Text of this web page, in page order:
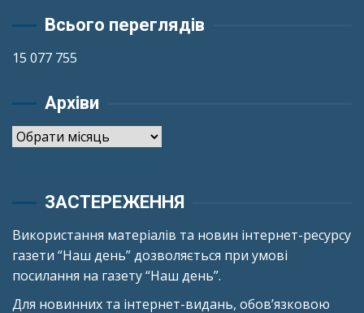
Всього переглядів
15 077 755
Архіви
Архіви
ЗАСТЕРЕЖЕННЯ
Використання матеріалів та новин інтернет-ресурсу
газети “Наш день” дозволяється при умові
посилання на газету “Наш день”.
Для новинних та інтернет-видань, обов’язковою